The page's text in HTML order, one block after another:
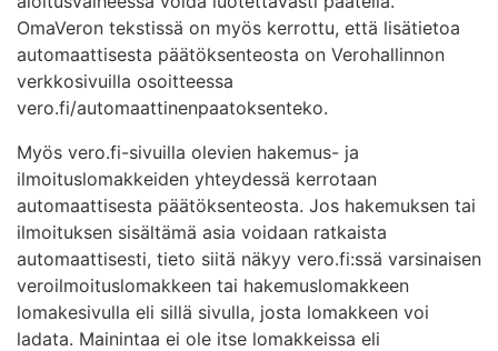
OmaVeron tekstissä on myös kerrottu, että lisätietoa
automaattisesta päätöksenteosta on Verohallinnon
verkkosivuilla osoitteessa
vero.fi/automaattinenpaatoksenteko.
Myös vero.fi-sivuilla olevien hakemus- ja
ilmoituslomakkeiden yhteydessä kerrotaan
automaattisesta päätöksenteosta. Jos hakemuksen tai
ilmoituksen sisältämä asia voidaan ratkaista
automaattisesti, tieto siitä näkyy vero.fi:ssä varsinaisen
veroilmoituslomakkeen tai hakemuslomakkeen
lomakesivulla eli sillä sivulla, josta lomakkeen voi
ladata. Mainintaa ei ole itse lomakkeissa eli